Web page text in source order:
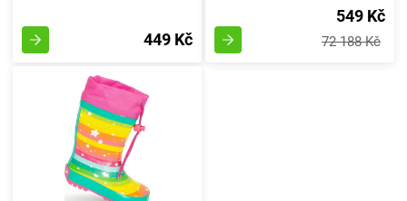
449 Kč
549 Kč
72 188 Kč